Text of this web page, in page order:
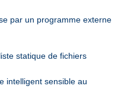
par un programme externe
statique de fichiers
intelligent sensible au